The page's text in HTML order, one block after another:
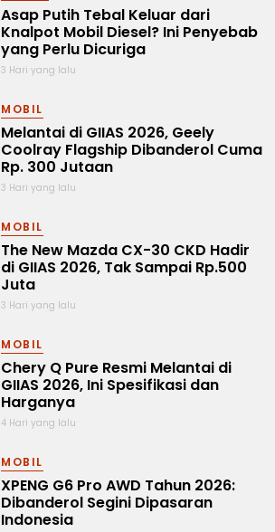
Asap Putih Tebal Keluar dari
Knalpot Mobil Diesel? Ini Penyebab
yang Perlu Dicuriga
3 Hari yang lalu
MOBIL
Melantai di GIIAS 2026, Geely
Coolray Flagship Dibanderol Cuma
Rp. 300 Jutaan
3 Hari yang lalu
MOBIL
The New Mazda CX-30 CKD Hadir
di GIIAS 2026, Tak Sampai Rp.500
Juta
3 Hari yang lalu
MOBIL
Chery Q Pure Resmi Melantai di
GIIAS 2026, Ini Spesifikasi dan
Harganya
4 Hari yang lalu
MOBIL
XPENG G6 Pro AWD Tahun 2026:
Dibanderol Segini Dipasaran
Indonesia